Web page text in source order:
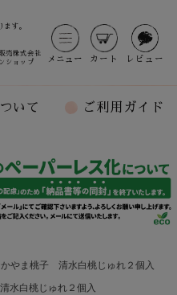
す。
売株式会社
ショップ
メニュー カート レビュー
いて ご利用ガイド
かやま桃子 清水白桃じゅれ２個入
水白桃じゅれ２個入